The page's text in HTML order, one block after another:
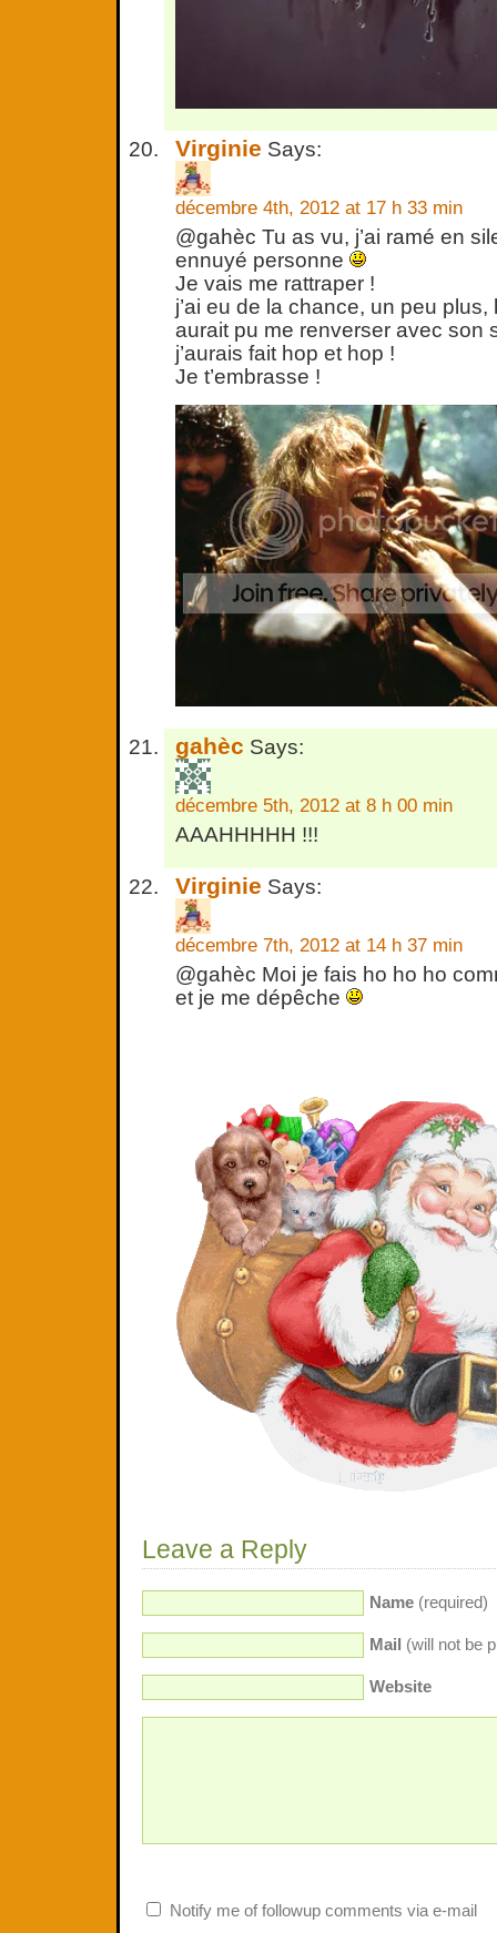
Virginie Says:
décembre 4th, 2012 at 17 h 33 min
@gahèc Tu as vu, j’ai ramé en
ennuyé personne
Je vais me rattraper !
j’ai eu de la chance, un peu
aurait pu me renverser avec son
j’aurais fait hop et hop !
Je t’embrasse !
gahèc Says:
décembre 5th, 2012 at 8 h 00 min
AAAHHHHH !!!
Virginie Says:
décembre 7th, 2012 at 14 h 37 min
@gahèc Moi je fais ho ho ho
et je me dépêche
Leave a Reply
Name (required)
Mail (will not be
Website
Notify me of followup comments via e-mail